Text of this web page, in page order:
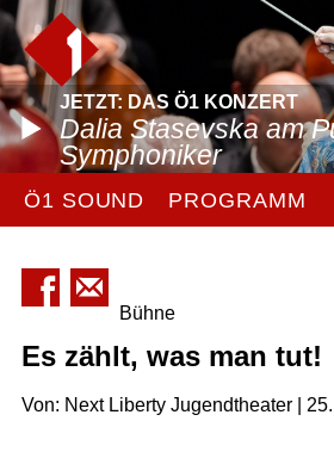
JETZT: DAS Ö1 KONZERT
Dalia Stasevska am
Symphoniker
Ö1 SOUND PROGRAMM
Bühne
Es zählt, was man tut!
Von: Next Liberty Jugendtheater |